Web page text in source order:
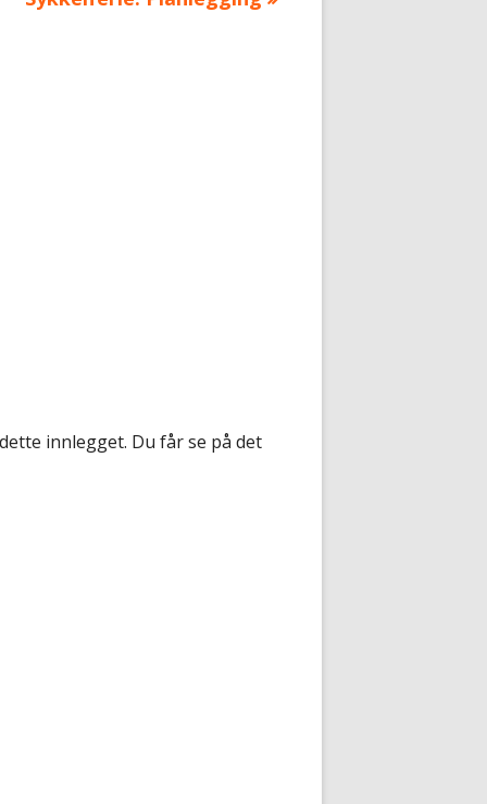
innlegget. Du får se på det